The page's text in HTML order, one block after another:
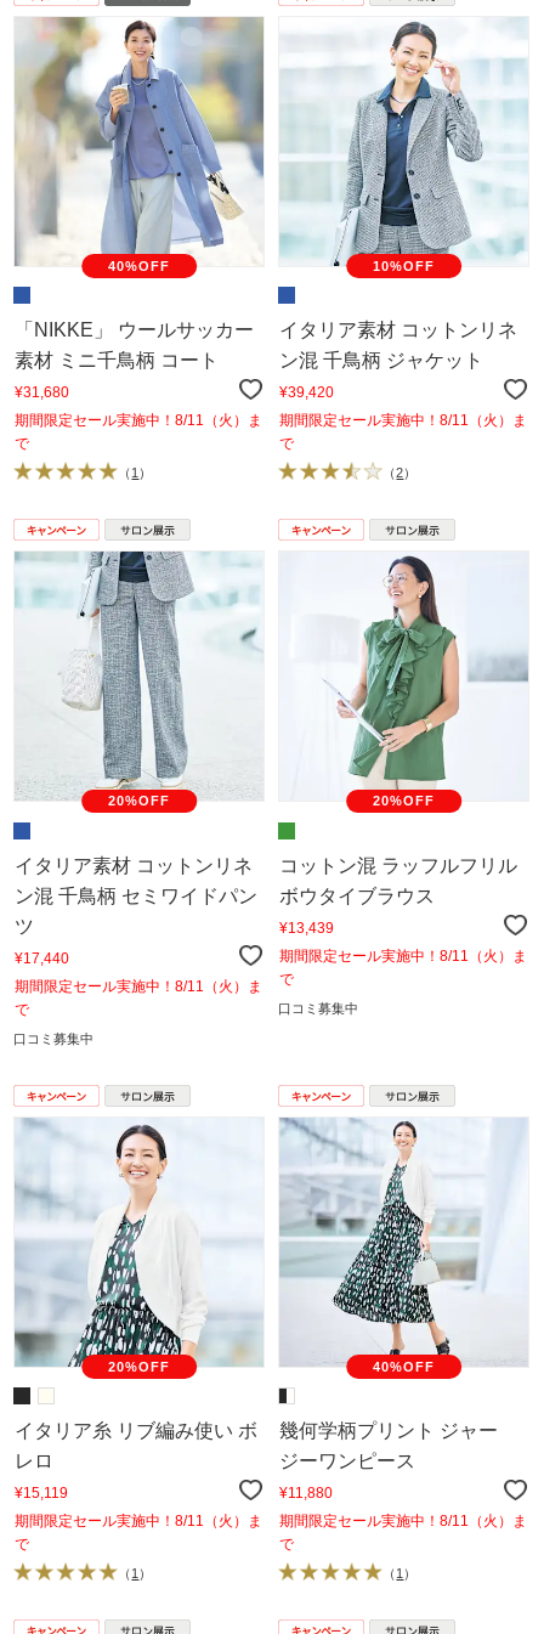
40%OFF
「NIKKE」 ウールサッカー
素材 ミニ千鳥柄 コート
¥31,680
期間限定セール実施中！8/11（火）ま
で
（ 1 ）
10%OFF
イタリア素材 コットンリネ
ン混 千鳥柄 ジャケット
¥39,420
期間限定セール実施中！8/11（火）ま
で
（2）
20%OFF
イタリア素材 コットンリネ
ン混 千鳥柄 セミワイドパン
ツ
¥17,440
期間限定セール実施中！8/11（火）ま
で
口コミ募集中
20%OFF
コットン混 ラッフルフリル
ボウタイブラウス
¥13,439
期間限定セール実施中！8/11（火）ま
で
口コミ募集中
20%OFF
イタリア糸 リブ編み使い ボ
レロ
¥15,119
期間限定セール実施中！8/11（火）ま
で
（ 1 ）
40%OFF
幾何学柄プリント ジャー
ジーワンピース
¥11,880
期間限定セール実施中！8/11（火）ま
で
（ 1 ）